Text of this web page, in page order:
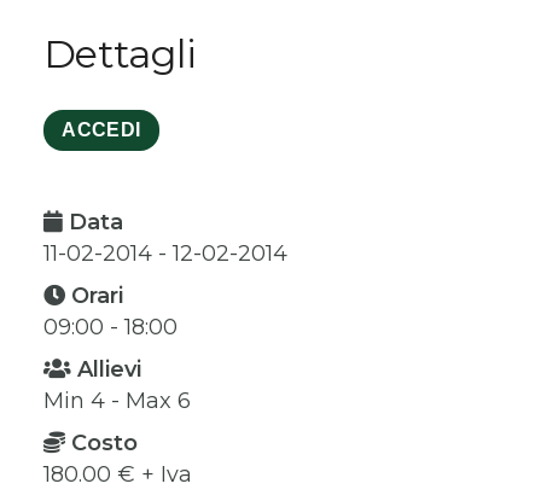
Dettagli
ACCEDI
Data
11-02-2014 - 12-02-2014
Orari
09:00 - 18:00
Allievi
Min 4 - Max 6
Costo
180.00 € + Iva